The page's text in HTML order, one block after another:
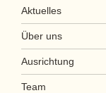
Menü
Zum Inhalt springen
Aktuelles
Über uns
Ausrichtung
Team